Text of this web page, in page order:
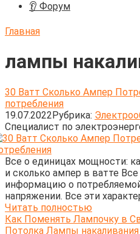
👂 Форум
Главная
лампы
30 Ватт Сколько Ампер
потрeбления
19.07.2022Рубрика:
Cпециалист по
Все о единицах мощности:
и сколько ампер в ватте
информацию о
напряжении. Все эти
Читать полностью
Как Поменять Лампочку в
Потолка Лампы накаливания